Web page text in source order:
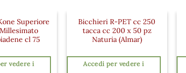
Superiore
cl 75
vedere i
Bicchieri R-PET cc 250
tacca cc 200 x 50 pz
Naturia (Almar)
Accedi per vedere i